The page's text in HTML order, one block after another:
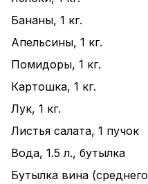
Бананы, 1 кг.
Апельсины, 1 кг.
Помидоры, 1 кг.
Картошка, 1 кг.
Лук, 1 кг.
Листья салата, 1 пучок
Вода, 1.5 л., бутылка
Бутылка вина (среднего